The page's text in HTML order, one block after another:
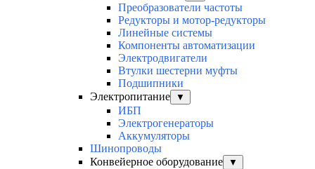
Преобразователи частоты
Редукторы и мотор-редукторы
Линейные системы
Компоненты автоматизации
Электродвигатели
Втулки шестерни муфты
Подшипники
Электропитание
▼
ИБП
Электрогенераторы
Аккумуляторы
Шинопроводы
Конвейерное оборудование
▼